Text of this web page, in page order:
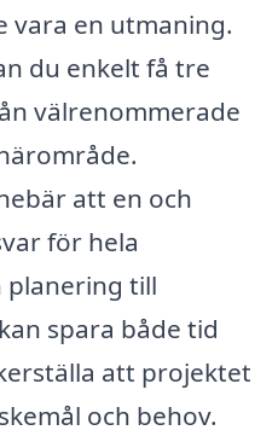
vara en utmaning.
du enkelt få tre
välrenommerade
att en och
för hela
planering till
spara både tid
att projektet
och behov.